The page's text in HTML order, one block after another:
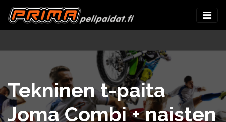
Tekninen t-paita
Joma Combi + naisten